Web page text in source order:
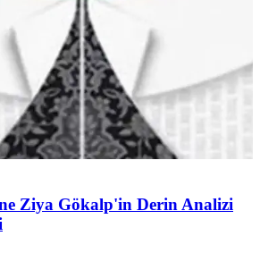
Ziya Gökalp'in Derin Analizi